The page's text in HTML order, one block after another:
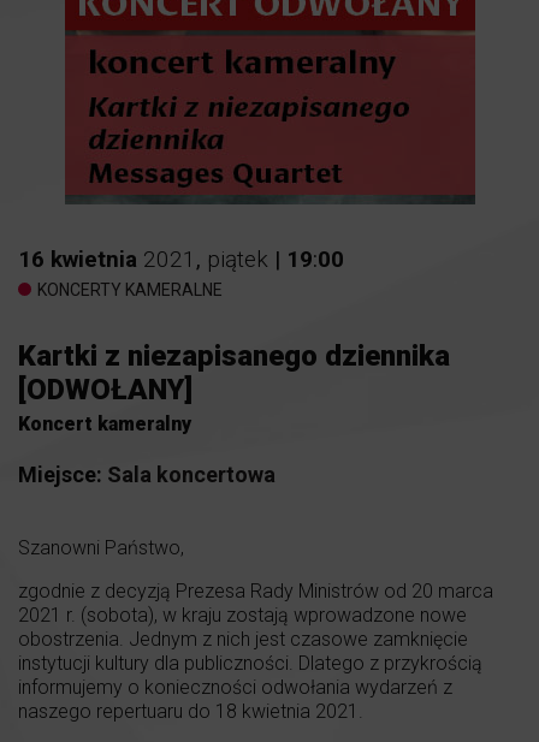
16 kwietnia 2021 , piątek | 19:00
KONCERTY KAMERALNE
Kartki z niezapisanego dziennika
[ODWOŁANY]
Koncert kameralny
Miejsce: Sala koncertowa
Szanowni Państwo,
zgodnie z decyzją Prezesa Rady Ministrów od 20 marca
2021 r. (sobota), w kraju zostają wprowadzone nowe
obostrzenia. Jednym z nich jest czasowe zamknięcie
instytucji kultury dla publiczności. Dlatego z przykrością
informujemy o konieczności odwołania wydarzeń z
naszego repertuaru do 18 kwietnia 2021.